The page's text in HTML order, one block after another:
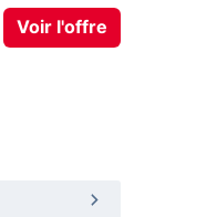
Voir l'offre